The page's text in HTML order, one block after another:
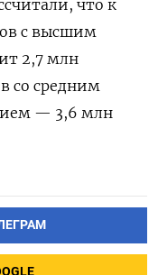
что к
с высшим
2,7 млн
со средним
— 3,6 млн